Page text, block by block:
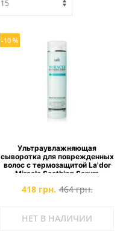
-10 %
Ультраувлажняющая
сыворотка для поврежденных
волос с термозащитой La'dor
Miracle Soothing Serum
418 грн. 464 грн.
НЕТ В НАЛИЧИИ